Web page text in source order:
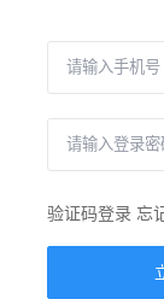
验证码登录 忘